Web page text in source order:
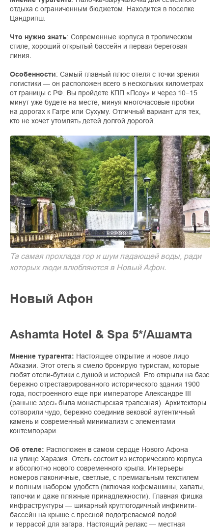
отдыха с ограниченным бюджетом. Находится в поселке
Цандрипш.
Что нужно знать: Современные корпуса в тропическом
стиле, хороший открытый бассейн и первая береговая
линия.
Особенности: Самый главный плюс отеля с точки зрения
логистики — он расположен всего в нескольких километрах
от границы с РФ. Вы пройдете КПП «Псоу» и через 10−15
минут уже будете на месте, минуя многочасовые пробки
на дорогах к Гагре или Сухуму. Отличный вариант для тех,
кто не хочет утомлять детей долгой дорогой.
Та самая прохлада гор и шум падающей воды, ради
которых люди влюбляются в Новый Афон.
Новый Афон
Ashamta Hotel & Spa 5*/Ашамта
Мнение турагента: Настоящее открытие и новое лицо
Абхазии. Этот отель я смело бронирую туристам, которые
любят отели-бутики с душой и историей. Его открыли на базе
бережно отреставрированного исторического здания 1900
года, построенного еще при императоре Александре III
(раньше здесь была монастырская трапезная). Архитекторы
сотворили чудо, бережно соединив вековой аутентичный
камень и современный минимализм с элементами
контемпорари.
Об отеле: Расположен в самом сердце Нового Афона
на улице Харазия. Отель состоит из исторического корпуса
и абсолютно нового современного крыла. Интерьеры
номеров лаконичные, светлые, с премиальным текстилем
и полным набором удобств (включая кофемашины, халаты,
тапочки и даже пляжные принадлежности). Главная фишка
инфраструктуры — шикарный круглогодичный инфинити-
бассейн на крыше с пресной подогреваемой водой
и террасой для загара. Настоящий релакс — местная